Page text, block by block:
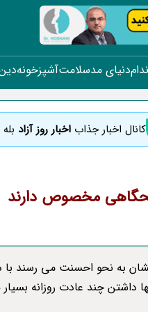
دنیای مدسلامتآشپزخونه
کانال اخبار جذاب اخبار روز آزاد بله
به نحو احسنت می رسند با
داشتن چند عادت روزانه